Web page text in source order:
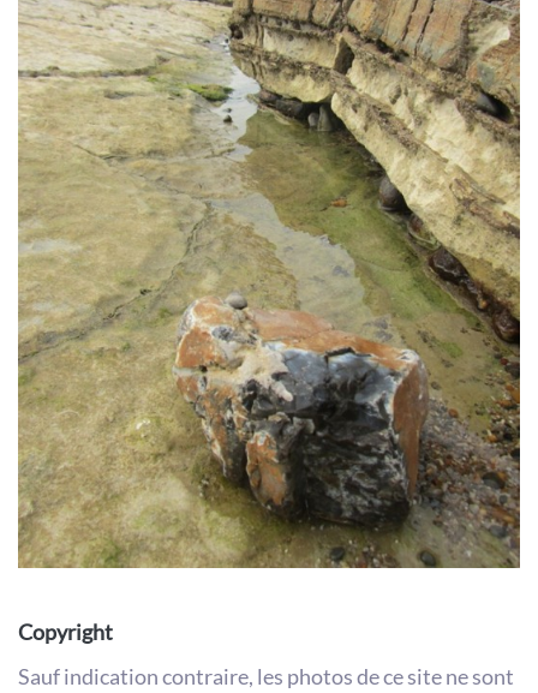
Copyright
Sauf indication contraire, les photos de ce site ne sont